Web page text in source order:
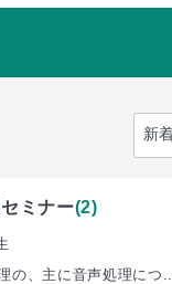
ミナー(2)
の、主に音声処理につ...